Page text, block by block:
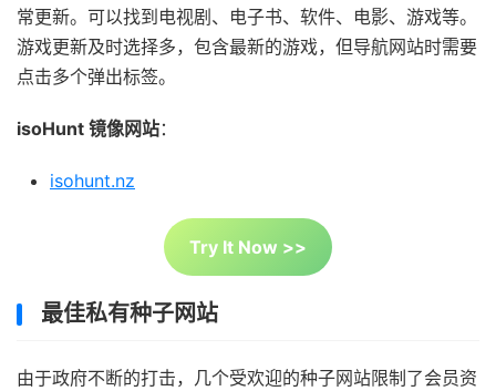
常更新。可以找到电视剧、电子书、软件、电影、游戏等。
游戏更新及时选择多，包含最新的游戏，但导航网站时需要
点击多个弹出标签。
isoHunt 镜像网站：
isohunt.nz
Try It Now >>
最佳私有种子网站
由于政府不断的打击，几个受欢迎的种子网站限制了会员资